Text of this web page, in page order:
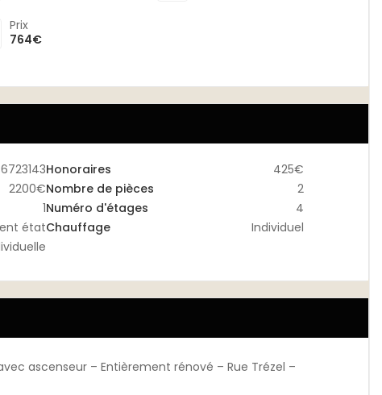
Prix
764€
Honoraires
425€
2200€Nombre de pièces
2
1Numéro d'étages
4
étatChauffage
Individuel
ascenseur – Entièrement rénové – Rue Trézel –